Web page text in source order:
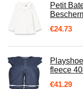
Petit
€24.73
fleece
€41.29